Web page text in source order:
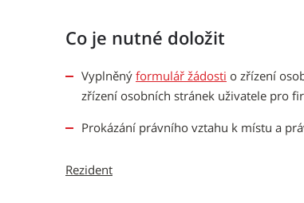
Co je nutné doložit
Vyplněný formulář žádosti o zřízení
zřízení osobních stránek uživatele pro
Prokázání právního vztahu k místu a
Rezident